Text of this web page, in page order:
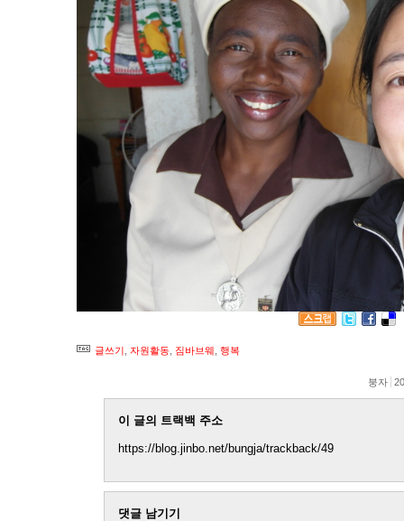
글쓰기 자원활동 짐바브웨 행복
붕자
이 글의 트랙백 주소
https://blog.jinbo.net/bungja/trackback/49
댓글 남기기